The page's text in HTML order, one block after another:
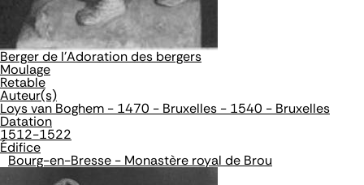
Berger de l'Adoration des bergers
Moulage
Retable
Auteur(s)
Loys van Boghem - 1470 - Bruxelles - 1540 - Bruxelles
Datation
1512-1522
Édifice
Bourg-en-Bresse - Monastère royal de Brou